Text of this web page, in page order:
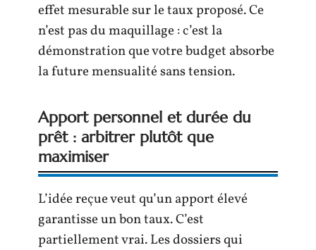
effet mesurable sur le taux proposé. Ce
n’est pas du maquillage : c’est la
démonstration que votre budget absorbe
la future mensualité sans tension.
Apport personnel et durée du
prêt : arbitrer plutôt que
maximiser
L’idée reçue veut qu’un apport élevé
garantisse un bon taux. C’est
partiellement vrai. Les dossiers qui